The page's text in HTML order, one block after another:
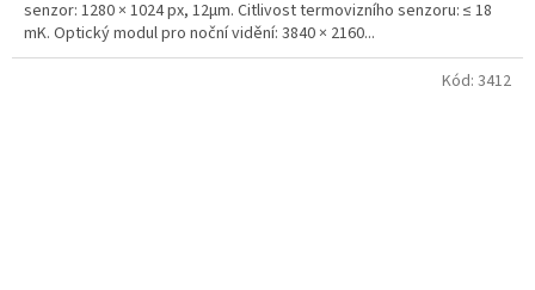
senzor: 1280 × 1024 px, 12μm. Citlivost termovizního senzoru: ≤ 18
mK. Optický modul pro noční vidění: 3840 × 2160...
Kód: 3412